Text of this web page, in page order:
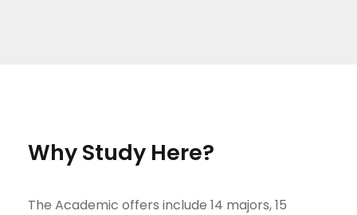
Why Study Here?
The Academic offers include 14 majors, 15